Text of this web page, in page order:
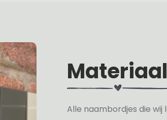
Alle naambordjes die